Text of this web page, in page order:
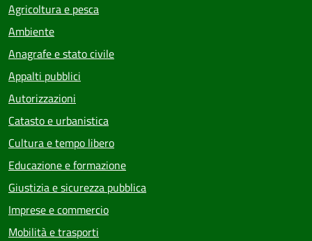
Agricoltura e pesca
Ambiente
Anagrafe e stato civile
Appalti pubblici
Autorizzazioni
Catasto e urbanistica
Cultura e tempo libero
Educazione e formazione
Giustizia e sicurezza pubblica
Imprese e commercio
Mobilità e trasporti